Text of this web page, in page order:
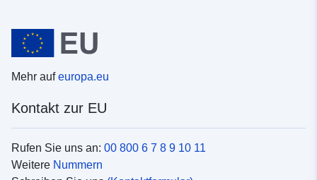
Mehr aufeuropa.eu
Kontakt zur EU
Rufen Sie uns an: 00 800 6 7 8 9 10 11
Weitere Nummern